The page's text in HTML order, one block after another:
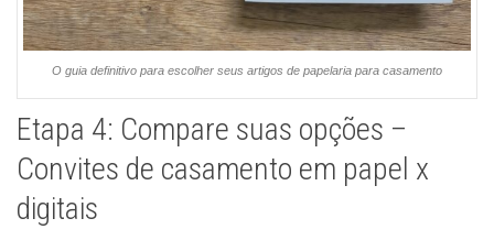
O guia definitivo para escolher seus artigos de papelaria para casamento
Etapa 4: Compare suas opções –
Convites de casamento em papel x
digitais